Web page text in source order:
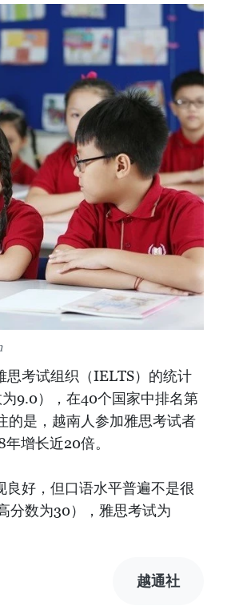
思考试组织（IELTS）的统计
9.0），在40个国家中排名第
的是，越南人参加雅思考试者
增长近20倍。
好，但口语水平普遍不是很
分数为30），雅思考试为
越通社